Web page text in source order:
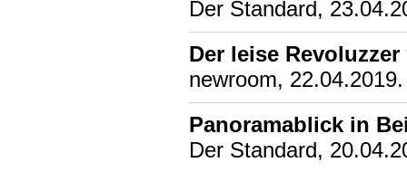
Der Standard,
Der leise Revoluzzer
newroom, 22.04.2019.
Panoramablick in
Der Standard,